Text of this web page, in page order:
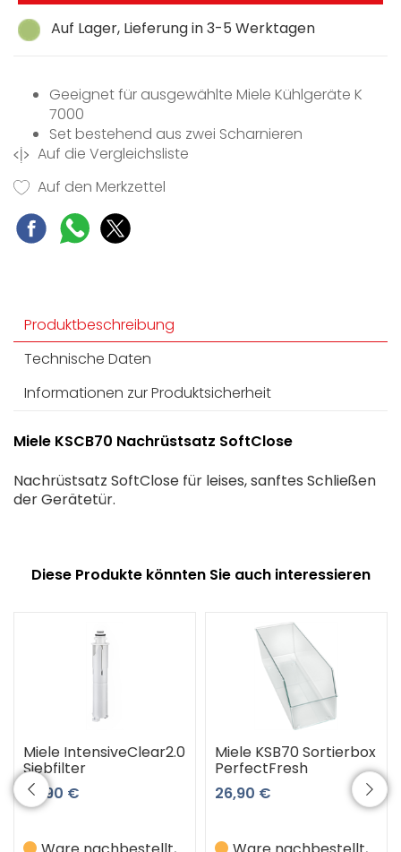
Auf Lager, Lieferung in 3-5 Werktagen
Geeignet für ausgewählte Miele Kühlgeräte K
7000
Set bestehend aus zwei Scharnieren
Für zweitürige Geräte werden zwei KSCB 70
Vermeidet klirrende Flaschen in der Innentür
Auf die Vergleichsliste
Auf den Merkzettel
Produktbeschreibung
Technische Daten
Informationen zur Produktsicherheit
Miele KSCB70 Nachrüstsatz SoftClose
Nachrüstsatz SoftClose für leises, sanftes Schließen
der Gerätetür.
Diese Produkte könnten Sie auch interessieren
Miele IntensiveClear2.0
Siebfilter
89,90 €
Miele KSB70 Sortierbox
PerfectFresh
26,90 €